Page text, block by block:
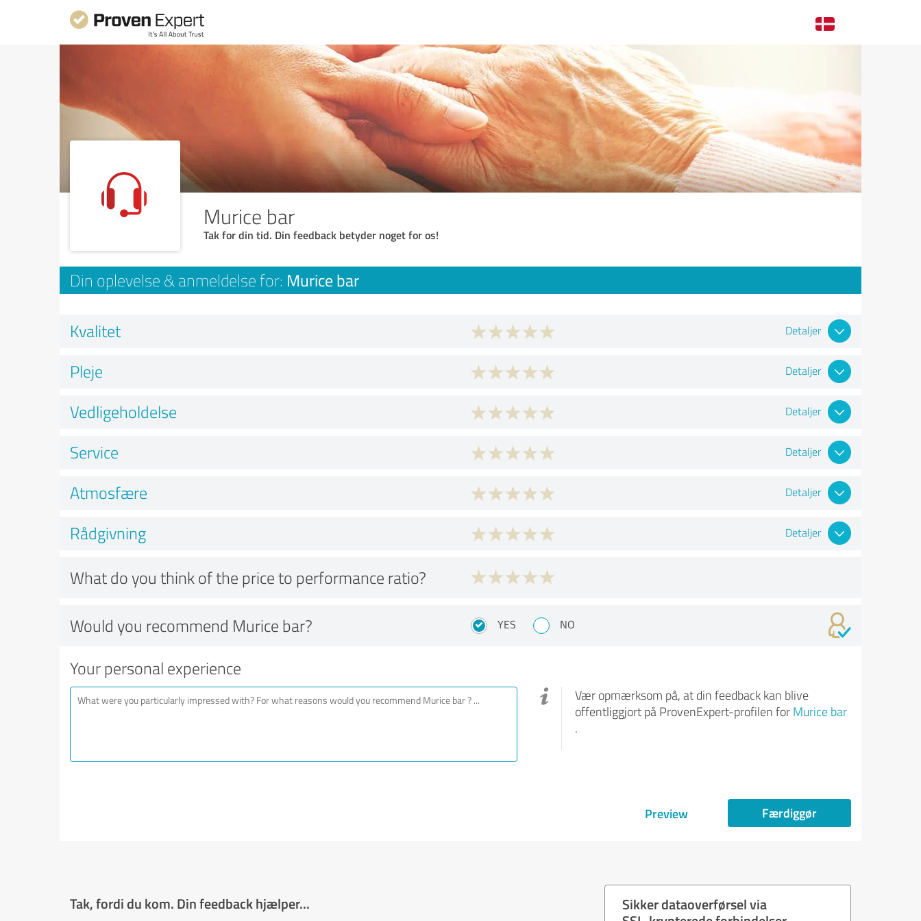
Murice bar
Tak for din tid. Din feedback betyder noget for os!
Din oplevelse & anmeldelse for: Murice bar
Kvalitet Detaljer
Pleje Detaljer
Vedligeholdelse Detaljer
Service Detaljer
Atmosfære Detaljer
Rådgivning Detaljer
What do you think of the price to performance ratio?
Would you recommend Murice bar? YES NO
Your personal experience
Vær opmærksom på, at din feedback kan blive
offentliggjort på ProvenExpert-profilen for Murice bar
.
Preview Færdiggør
Tak, fordi du kom. Din feedback hjælper...
Sikker dataoverførsel via